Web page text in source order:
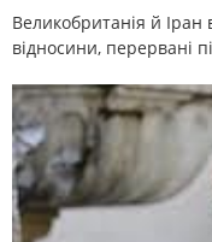
Великобританія й
відносини, перервані